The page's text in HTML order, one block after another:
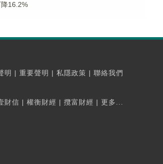
16.2%
明 | 重要聲明 | 私隱政策 | 聯絡我們
財信 | 權衡財經 | 攬富財經 | 更多...